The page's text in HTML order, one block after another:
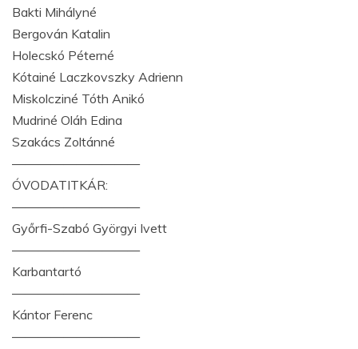
Bakti Mihályné
Bergován Katalin
Holecskó Péterné
Kótainé Laczkovszky Adrienn
Miskolcziné Tóth Anikó
Mudriné Oláh Edina
Szakács Zoltánné
——————————
ÓVODATITKÁR:
——————————
Győrfi-Szabó Györgyi Ivett
——————————
Karbantartó
——————————
Kántor Ferenc
——————————